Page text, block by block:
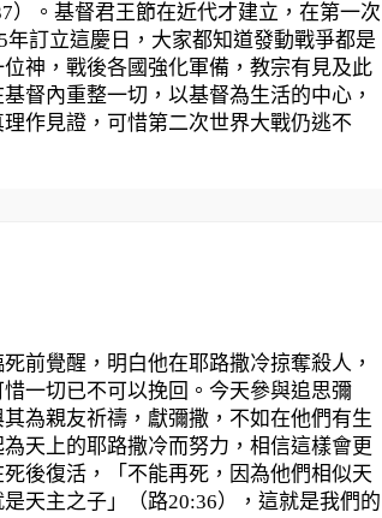
）。基督君王節在近代才建立，在第一次
年訂立這慶日，大家都知道發動戰爭都是
神，戰後各國強化軍備，教宗有見及此
督內重整一切，以基督為生活的中心，
作見證，可惜第二次世界大戰仍逃不
前覺醒，明白他在耶路撒冷掠奪殺人，
一切已不可以挽回。今天參與追思彌
為親友祈禱，獻彌撒，不如在他們有生
天上的耶路撒冷而努力，相信這樣會更
後復活，「不能再死，因為他們相似天
天主之子」（路20:36），這就是我們的